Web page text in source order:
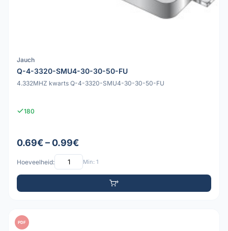
Jauch
Q-4-3320-SMU4-30-30-50-FU
4.332MHZ kwarts Q-4-3320-SMU4-30-30-50-FU
180
0.69€ – 0.99€
Hoeveelheid: Min: 1
PDF